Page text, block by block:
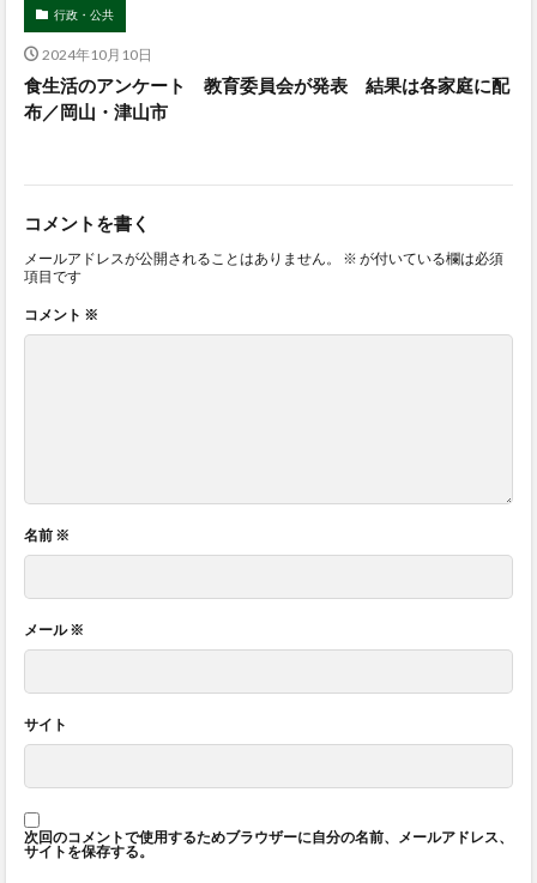
行政・公共
2024年10月10日
食生活のアンケート 教育委員会が発表 結果は各家庭に配
布／岡山・津山市
コメントを書く
メールアドレスが公開されることはありません。 ※ が付いている欄は必須
項目です
コメント ※
名前 ※
メール※
サイト
次回のコメントで使用するためブラウザーに自分の名前、メールアドレス、
サイトを保存する。